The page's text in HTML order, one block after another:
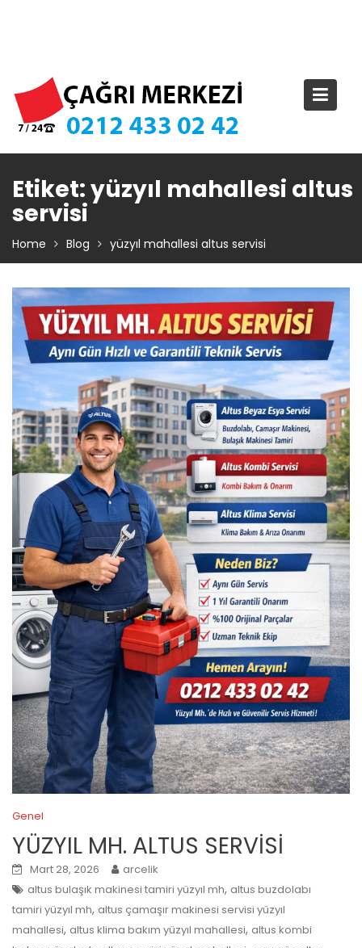
Etiket:yüzyıl mahallesi altus
servisi
Home Blog yüzyıl mahallesi altus servisi
Genel
YÜZYIL MH. ALTUS SERVİSİ
Mart 28, 2026
arcelik
altus bulaşık makinesi tamiri yüzyıl mh, altus buzdolabı
tamiri yüzyıl mh, altus çamaşır makinesi servisi yüzyıl
mahallesi, altus klima bakım yüzyıl mahallesi, altus kombi